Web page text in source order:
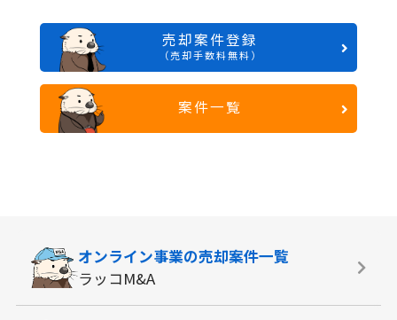
売却案件登録
（売却手数料無料）
案件一覧
オンライン事業の売却案件一覧
ラッコM&A